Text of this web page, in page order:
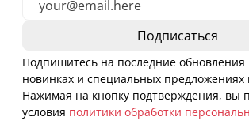
Подпишитесь на последние обновления
новинках и специальных
Нажимая на кнопку подтверждения, вы
условия политики обработки